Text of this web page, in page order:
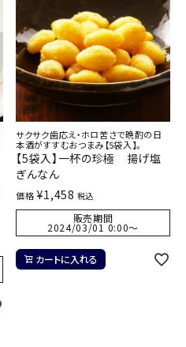
サクサク歯応え・ホロ苦さで晩酌の日
本酒がすすむおつまみ【5袋入】。
【5袋入】一杯の珍極 揚げ塩
ぎんなん
価格 ¥1,458 税込
販売期間
2024/03/01 0:00〜
カートに入れる